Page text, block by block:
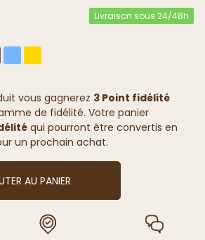
Livraison sous 24/48h
vous gagnerez 3 Point fidélité
de fidélité. Votre panier
qui pourront être convertis en
un prochain achat.
AU PANIER